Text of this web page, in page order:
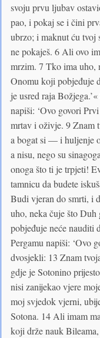
svoju prvu ljubav
pao, i pokaj se i čini
ubrzo; i maknut ću tvoj
ne pokaješ. 6 Ali ovo
mrzim. 7 Tko ima uho,
Onomu koji pobjeđuje
je usred raja
napiši: ‘Ovo govori
mrtav i oživje. 9 Znam
a bogat si — i huljenje
a nisu, nego su
onoga što ti je trpjeti!
tamnicu da budete
Budi vjeran do smrti, i
uho, neka čuje što
pobjeđuje neće nauditi
Pergamu napiši: ‘Ovo
dvosjekli: 13 Znam
gdje je Sotonino
nisi zanijekao vjere
moj svjedok vjerni,
Sotona. 14 Ali imam
koji drže nauk